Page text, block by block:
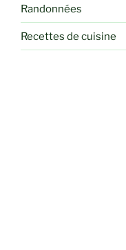
Randonnées
Recettes de cuisine